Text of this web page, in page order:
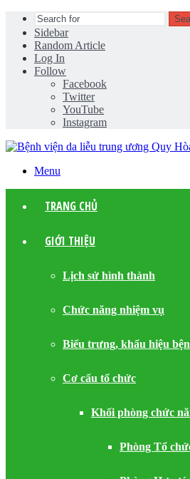
Sidebar
Random Article
Log In
Follow
Facebook
Twitter
YouTube
Instagram
Menu
TRANG CHỦ
GIỚI THIỆU
Lịch sử hình thành
Chức năng nhiệm vụ
Biểu trưng, khẩu hiệu
Cơ cấu tổ chức
Khối phòng chức
Phòng Tổ